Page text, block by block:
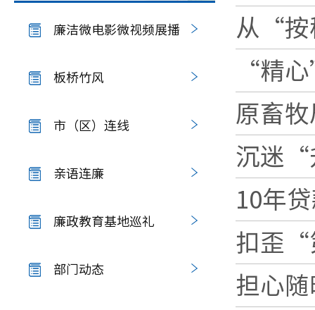
廉洁微电影微视频展播
板桥竹风
市（区）连线
亲语连廉
廉政教育基地巡礼
部门动态
从“按
“精
原畜
沉迷“
10年
扣歪“
担心